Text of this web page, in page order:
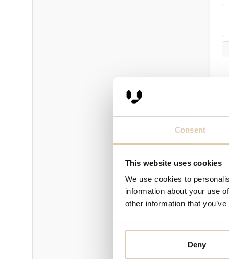
Consent
This website uses cookies
We use cookies to
information about your use
other information that
Deny